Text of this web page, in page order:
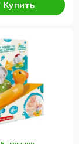
Купить